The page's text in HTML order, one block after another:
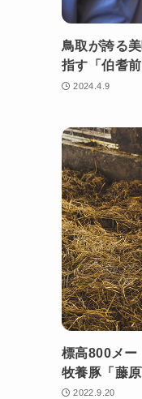
鳥取が誇る
指す「伯耆
2024.4.9
標高800メー
牧養豚「藤
2022.9.20